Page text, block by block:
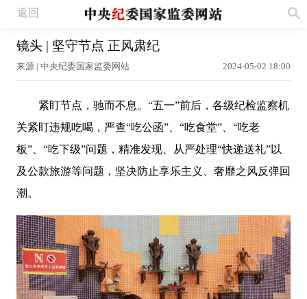
返回
镜头 | 坚守节点 正风肃纪
来源 | 中央纪委国家监委网站 2024-05-02 18:00
紧盯节点，驰而不息。 “五一”前后，各级纪检监察机
关紧盯违规吃喝，严查“吃公函” “吃食堂” “吃老
板” “吃下级”问题 ，精准发现、从严处理“快递送礼”以
及公款旅游等问题 ， 坚决防止享乐主义、奢靡之风反弹回
潮。